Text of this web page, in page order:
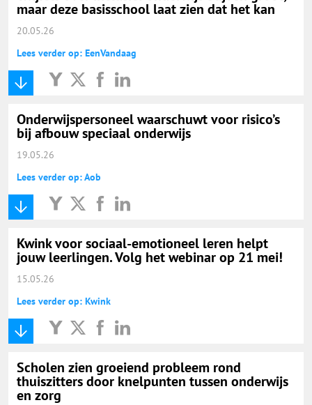
maar deze basisschool laat zien dat het kan
20.05.26
Lees verder op: EenVandaag
Onderwijspersoneel waarschuwt voor risico’s
bij afbouw speciaal onderwijs
19.05.26
Lees verder op: Aob
Kwink voor sociaal-emotioneel leren helpt
jouw leerlingen. Volg het webinar op 21 mei!
15.05.26
Lees verder op: Kwink
Scholen zien groeiend probleem rond
thuiszitters door knelpunten tussen onderwijs
en zorg